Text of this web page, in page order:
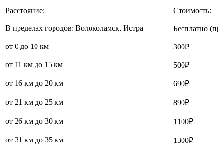
Расстояние: Стоимость:
В пределах городов: Волоколамск, Истра Бесплатно
от 0 до 10 км 300₽
от 11 км до 15 км 500₽
от 16 км до 20 км 690₽
от 21 км до 25 км 890₽
от 26 км до 30 км 1100₽
от 31 км до 35 км 1300₽